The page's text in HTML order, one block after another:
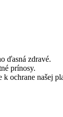
ďasná zdravé.
prínosy.
našej